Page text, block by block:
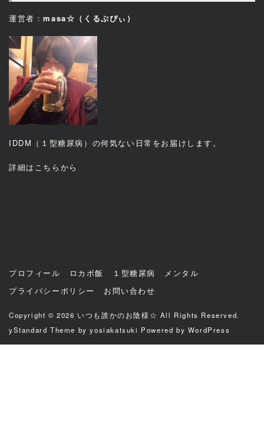
運営者：masa☆（くるぷぴぃ）
IDDM（１型糖尿病）の何気ない日常をお届けします。
詳細は こちら から
プロフィール ロカボ飯 １型糖尿病
メンタル
プライバシーポリシー
お問い合わせ
Copyright © 2026 いつも誰かのお陰様☆ All Rights Reserved.
yStandard Theme byyosiakatsuki Powered by WordPress